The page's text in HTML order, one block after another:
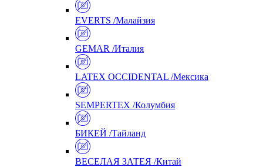
EVERTS /Малайзия
GEMAR /Италия
LATEX OCCIDENTAL /Мексика
SEMPERTEX /Колумбия
БИКЕЙ /Тайланд
ВЕСЕЛАЯ ЗАТЕЯ /Китай